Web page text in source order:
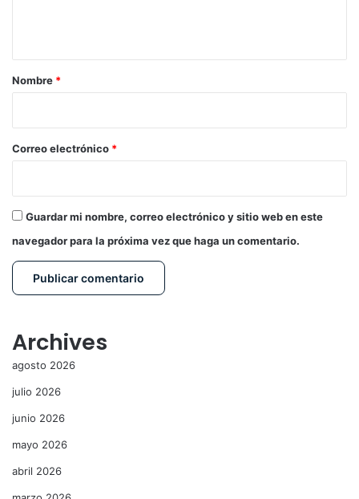
r
*
Nombre *
Correo electrónico *
Guardar mi nombre, correo electrónico y sitio web en este
navegador para la próxima vez que haga un comentario.
Archives
agosto 2026
julio 2026
junio 2026
mayo 2026
abril 2026